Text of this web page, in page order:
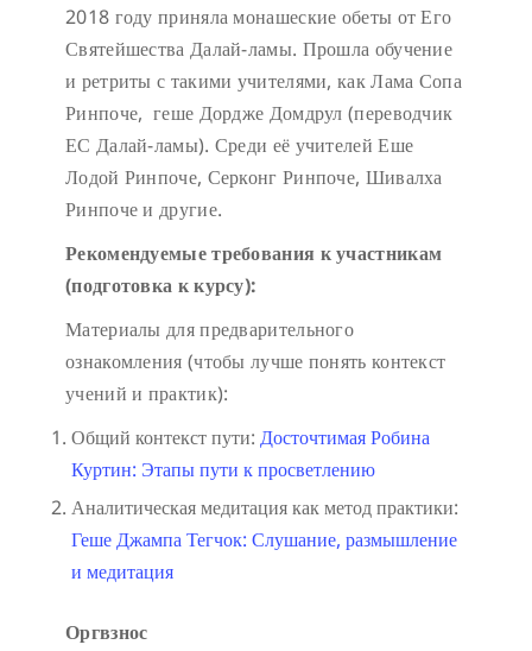
2018 году приняла монашеские обеты от Его
Святейшества Далай-ламы. Прошла обучение
и ретриты с такими учителями, как Лама Сопа
Ринпоче, геше Дордже Домдрул (переводчик
ЕС Далай-ламы). Среди её учителей Еше
Лодой Ринпоче, Серконг Ринпоче, Шивалха
Ринпоче и другие.
Рекомендуемые требования к участникам
(подготовка к курсу):
Материалы для предварительного
ознакомления (чтобы лучше понять контекст
учений и практик):
Общий контекст пути: Досточтимая Робина
Куртин: Этапы пути к просветлению
Аналитическая медитация как метод практики:
Геше Джампа Тегчок: Слушание, размышление
и медитация
Оргвзнос